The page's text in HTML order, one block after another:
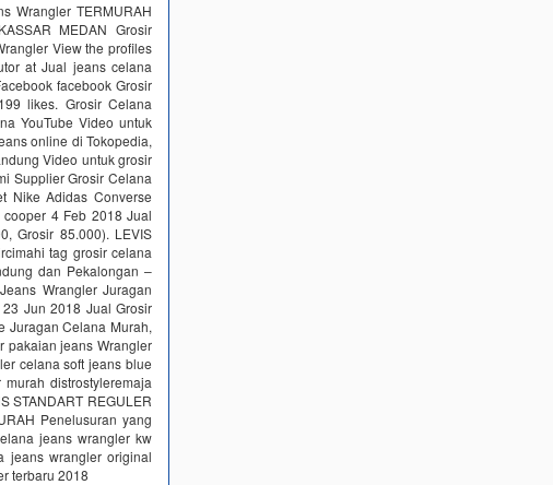
Wrangler TERMURAH
MEDAN Grosir
View the profiles
at Jual jeans celana
facebook Grosir
likes. Grosir Celana
YouTube Video untuk
online di Tokopedia,
Video untuk grosir
Supplier Grosir Celana
Nike Adidas Converse
4 Feb 2018 Jual
Grosir 85.000). LEVIS
tag grosir celana
dan Pekalongan –
Wrangler Juragan
Jun 2018 Jual Grosir
Juragan Celana Murah,
pakaian jeans Wrangler
celana soft jeans blue
distrostyleremaja
STANDART REGULER
Penelusuran yang
jeans wrangler kw
jeans wrangler original
terbaru 2018